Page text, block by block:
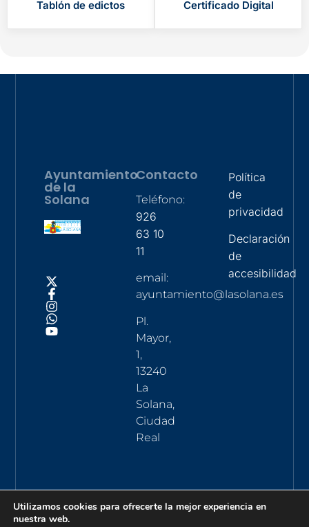
Tablón de edictos Certificado Digital
Ayuntamiento
de la
Solana
Contacto
Teléfono:
926
63 10
11
email:
ayuntamiento@lasolana.es
Pl.
Mayor,
1,
13240
La
Solana,
Ciudad
Real
Política
de
privacidad
Declaración
de
accesibilidad
Utilizamos cookies para ofrecerte la mejor experiencia en
nuestra web.